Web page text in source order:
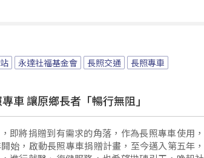
永達社福基金會 長照交通
長照專車
車 讓原鄉長者「暢行無阻」
即將捐贈到有需求的角落，作為長照專車使用
始，啟動長照專車捐贈計畫，至今邁入第五年